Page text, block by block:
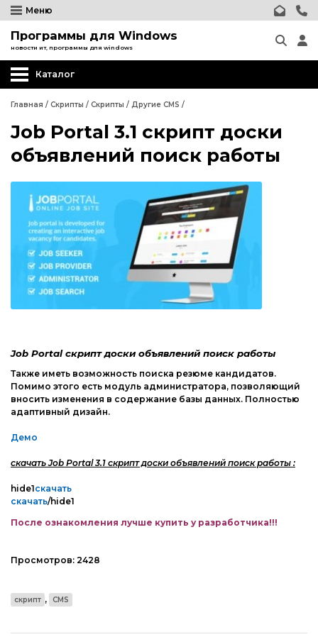
Меню
Программы для Windows
новости ит, программы для windows
Каталог
Wordpress
Joomla
phpBB форум
Другие CMS
Другие шаблоны
Главная / Скрипты / Скрипты / Другие CMS /
Job Portal 3.1 скрипт доски
объявлений поиск работы
Job Portal скрипт доски объявлений поиск работы
Также иметь возможность поиска резюме кандидатов.
Помимо этого есть модуль администратора, позволяющий
вносить изменения в содержание базы данных. Полностью
адаптивный дизайн.
Демо
скачать Job Portal 3.1 скрипт доски объявлений поиск работы :
hide1скачать
скачать/hide1
После ознакомления лучше купить у разработчика!!!
Просмотров: 2428
скрипт , CMS
Wordpress
Joomla
Другие CMS
Web-Мастеру
Другие шаблоны